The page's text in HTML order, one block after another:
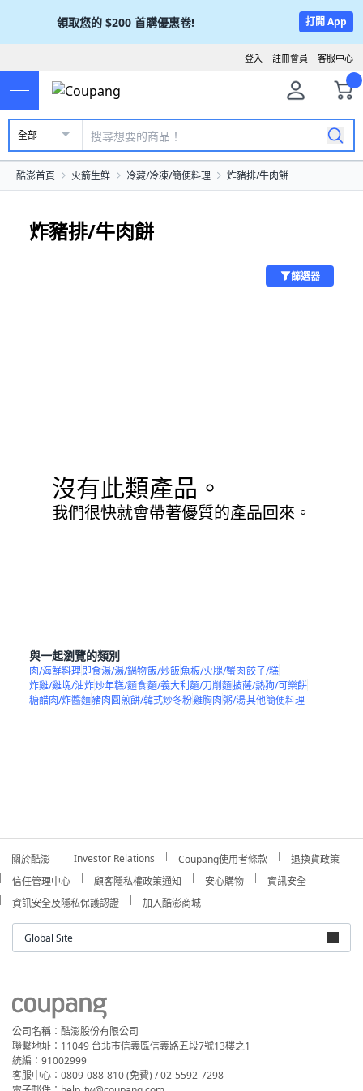
領取您的 $200 首購優惠卷! 打開 App
客服中心
註冊會員
登入
全部
酷澎首頁 火箭生鮮 冷藏/冷凍/簡便料理 炸豬排/牛肉餅
炸豬排/牛肉餅
篩選器
沒有此類產品。
我們很快就會帶著優質的產品回來。
與一起瀏覽的類別
肉/海鮮料理即食湯/湯/鍋物飯/炒飯魚板/火腿/蟹肉餃子/糕
炸雞/雞塊/油炸炒年糕/麵食麵/義大利麵/刀削麵披薩/熱狗/可樂餅
糖醋肉/炸醬麵豬肉圓煎餅/韓式炒冬粉雞胸肉粥/湯其他簡便料理
關於酷澎 Investor Relations Coupang使用者條款
退換貨政策
信任管理中心
顧客隱私權政策通知 安心購物
資訊安全
資訊安全及隱私保護認證
加入酷澎商城
Global Site
公司名稱：酷澎股份有限公司
聯繫地址：11049 台北市信義區信義路五段7號13樓之1
統編：91002999
客服中心：0809-088-810 (免費) / 02-5592-7298